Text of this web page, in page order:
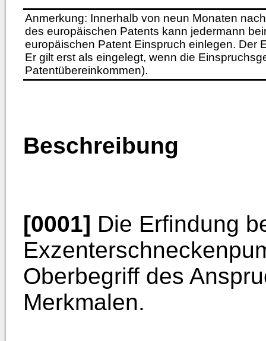
Anmerkung: Innerhalb von neun Monaten
des europäischen Patents kann jedermann
europäischen Patent Einspruch einlegen. Der
Er gilt erst als eingelegt, wenn die
Patentübereinkommen).
Beschreibung
[0001] Die Erfindung
Oberbegriff des
Merkmalen.